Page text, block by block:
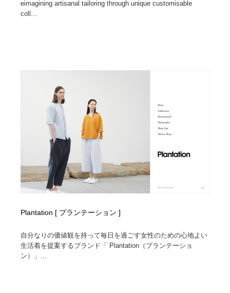
eimagining artisanal tailoring through unique customisable
coll...
Plantation [ プランテーション ]
自分なりの価値観を持って毎日を過ごす女性のための心地よい
生活着を提案するブランド「 Plantation（プランテーショ
ン）」...